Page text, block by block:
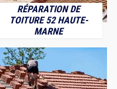
RÉPARATION DE
TOITURE 52 HAUTE-
MARNE